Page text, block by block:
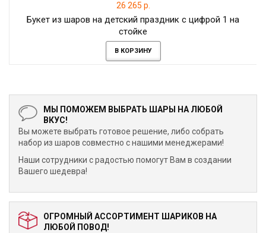
26 265 р.
Букет из шаров на детский праздник с цифрой 1 на
стойке
В КОРЗИНУ
МЫ ПОМОЖЕМ ВЫБРАТЬ ШАРЫ НА ЛЮБОЙ
ВКУС!
Вы можете выбрать готовое решение, либо собрать
набор из шаров совместно с нашими менеджерами!
Наши сотрудники с радостью помогут Вам в создании
Вашего шедевра!
ОГРОМНЫЙ АССОРТИМЕНТ ШАРИКОВ НА
ЛЮБОЙ ПОВОД!